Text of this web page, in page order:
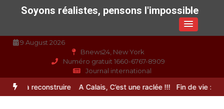
Soyons réalistes, pensons l'impossible
9 August 2026
Bnews24, New York
Numéro gratuit 1660-6767-8909
Journal international
à reconstruire A Calais, C’est une raclée !!! Fin de vie :